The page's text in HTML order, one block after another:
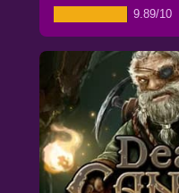
9.89/10